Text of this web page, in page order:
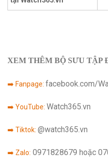
XEM THÊM BỘ SƯU TẬP
➡️ Fanpage: facebook.com/
➡️ YouTube: Watch365.vn
➡️ Tiktok: @watch365.vn
➡️ Zalo: 0971828679 hoặc